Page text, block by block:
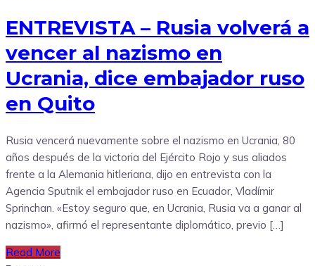
ENTREVISTA – Rusia volverá a
vencer al nazismo en
Ucrania, dice embajador ruso
en Quito
Rusia vencerá nuevamente sobre el nazismo en Ucrania, 80
años después de la victoria del Ejército Rojo y sus aliados
frente a la Alemania hitleriana, dijo en entrevista con la
Agencia Sputnik el embajador ruso en Ecuador, Vladímir
Sprinchan. «Estoy seguro que, en Ucrania, Rusia va a ganar al
nazismo», afirmó el representante diplomático, previo […]
Read More